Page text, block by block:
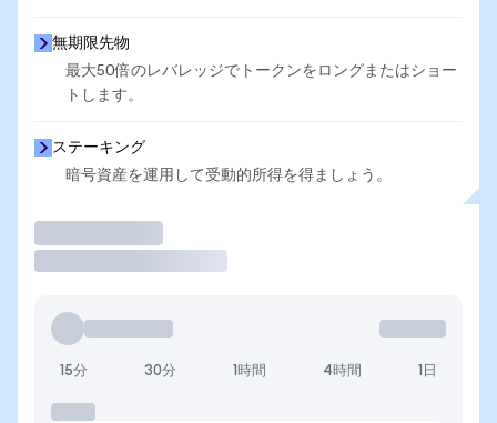
無期限先物
最大50倍のレバレッジでトークンをロングまたはショー
トします。
ステーキング
暗号資産を運用して受動的所得を得ましょう。
15分 30分 1時間 4時間 1日